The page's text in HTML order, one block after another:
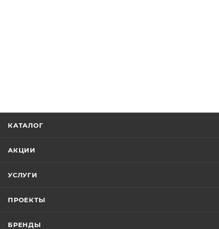
КАТАЛОГ
АКЦИИ
УСЛУГИ
ПРОЕКТЫ
БРЕНДЫ